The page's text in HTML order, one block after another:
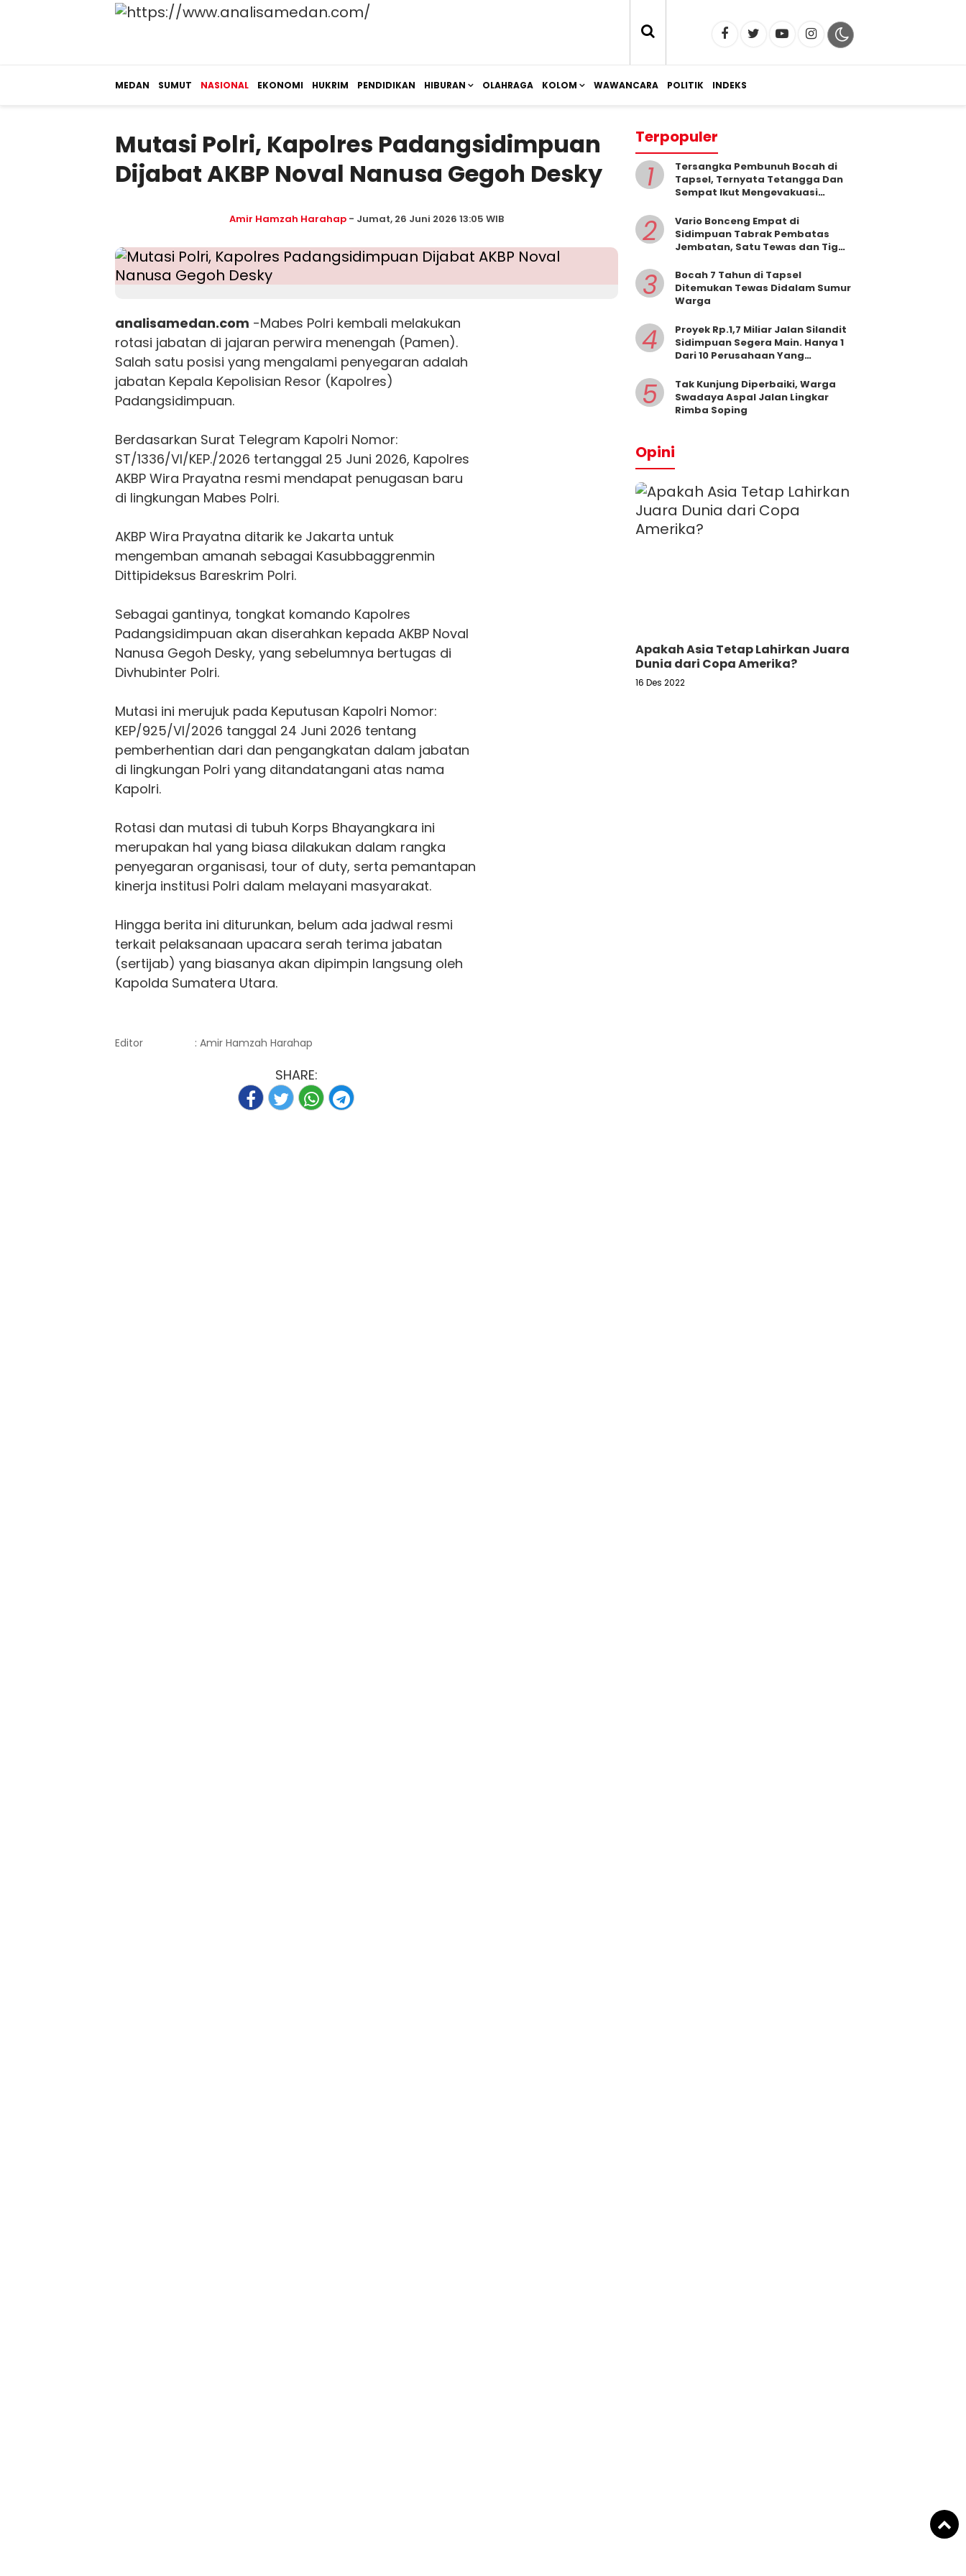
MEDAN SUMUT NASIONAL EKONOMI HUKRIM PENDIDIKAN HIBURAN OLAHRAGA KOLOM WAWANCARA POLITIK INDEKS
Mutasi Polri, Kapolres Padangsidimpuan
Dijabat AKBP Noval Nanusa Gegoh Desky
Amir Hamzah Harahap - Jumat, 26 Juni 2026 13:05 WIB
analisamedan.com -Mabes Polri kembali melakukan
rotasi jabatan di jajaran perwira menengah (Pamen).
Salah satu posisi yang mengalami penyegaran adalah
jabatan Kepala Kepolisian Resor (Kapolres)
Padangsidimpuan.
Berdasarkan Surat Telegram Kapolri Nomor:
ST/1336/VI/KEP./2026 tertanggal 25 Juni 2026, Kapolres
AKBP Wira Prayatna resmi mendapat penugasan baru
di lingkungan Mabes Polri.
AKBP Wira Prayatna ditarik ke Jakarta untuk
mengemban amanah sebagai Kasubbaggrenmin
Dittipideksus Bareskrim Polri.
Sebagai gantinya, tongkat komando Kapolres
Padangsidimpuan akan diserahkan kepada AKBP Noval
Nanusa Gegoh Desky, yang sebelumnya bertugas di
Divhubinter Polri.
Mutasi ini merujuk pada Keputusan Kapolri Nomor:
KEP/925/VI/2026 tanggal 24 Juni 2026 tentang
pemberhentian dari dan pengangkatan dalam jabatan
di lingkungan Polri yang ditandatangani atas nama
Kapolri.
Rotasi dan mutasi di tubuh Korps Bhayangkara ini
merupakan hal yang biasa dilakukan dalam rangka
penyegaran organisasi, tour of duty, serta pemantapan
kinerja institusi Polri dalam melayani masyarakat.
Hingga berita ini diturunkan, belum ada jadwal resmi
terkait pelaksanaan upacara serah terima jabatan
(sertijab) yang biasanya akan dipimpin langsung oleh
Kapolda Sumatera Utara.
Editor : Amir Hamzah Harahap
SHARE:
Terpopuler
1
Tersangka Pembunuh Bocah di
Tapsel, Ternyata Tetangga Dan
Sempat Ikut Mengevakuasi
2
Vario Bonceng Empat di
Sidimpuan Tabrak Pembatas
Jembatan, Satu Tewas dan Tiga
3
Bocah 7 Tahun di Tapsel
Ditemukan Tewas Didalam Sumur
Warga
4
Proyek Rp.1,7 Miliar Jalan Silandit
Sidimpuan Segera Main. Hanya 1
Dari 10 Perusahaan Yang
5
Tak Kunjung Diperbaiki, Warga
Swadaya Aspal Jalan Lingkar
Rimba Soping
Opini
Apakah Asia Tetap Lahirkan Juara
Dunia dari Copa Amerika?
16 Des 2022